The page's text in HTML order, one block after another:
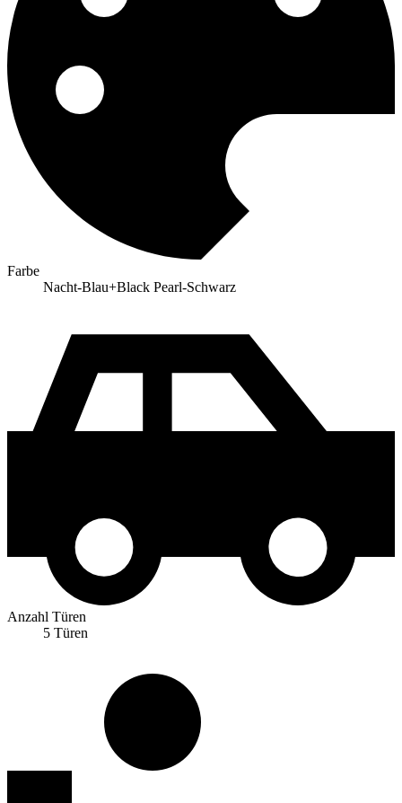
Farbe
Nacht-Blau+Black Pearl-Schwarz
Anzahl Türen
5 Türen